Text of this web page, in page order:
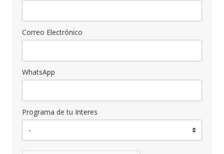
Correo Electrónico
WhatsApp
Programa de tu Interes